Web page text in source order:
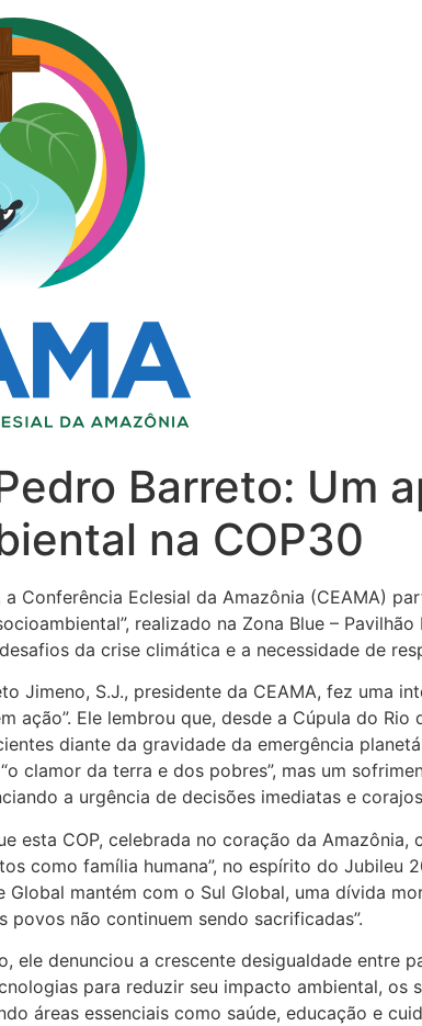
Barreto: Um
na COP30
Conferência Eclesial da Amazônia (CEAMA)
realizado na Zona Blue –
da crise climática e a necessidade de
Jimeno, S.J., presidente da CEAMA, fez uma
ação”. Ele lembrou que, desde a Cúpula do
diante da gravidade da emergência
clamor da terra e dos pobres”, mas um
a urgência de decisões imediatas e
esta COP, celebrada no coração da
como família humana”, no espírito do
mantém com o Sul Global, uma dívida
povos não continuem sendo sacrificadas”.
ele denunciou a crescente desigualdade entre
para reduzir seu impacto ambiental,
áreas essenciais como saúde, educação e